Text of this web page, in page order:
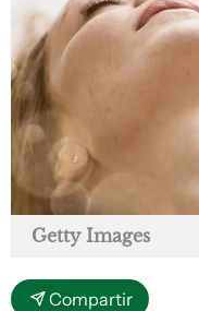
Getty Images
Compartir